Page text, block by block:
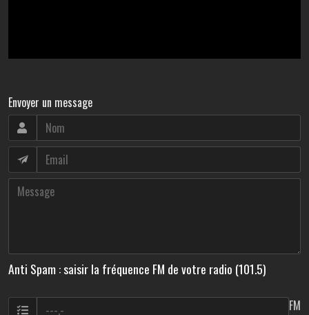
Envoyer un message
Anti Spam : saisir la fréquence FM de votre radio (101.5)
FM